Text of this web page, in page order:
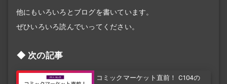
他にもいろいろとブログを書いています。
ぜひいろいろ読んでいってください。
次の記事
コミックマーケット直前！ C104の